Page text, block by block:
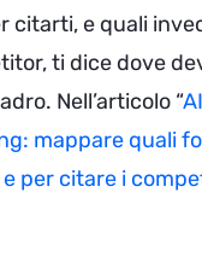
citarti, e quali
ti dice dove
Nell’articolo “
mappare quali
per citare i